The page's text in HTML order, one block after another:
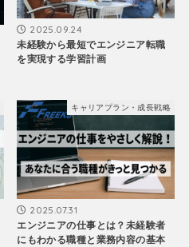
2025.09.24
未経験から最短でエンジニア転職
を実現する学習計画
キャリアプラン・成長戦略
2025.07.31
エンジニアの仕事とは？未経験者
にもわかる職種と業務内容の基本